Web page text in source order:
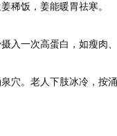
稀饭，姜能暖胃祛寒。
入一次高蛋白，如瘦肉
穴。老人下肢冰冷，按